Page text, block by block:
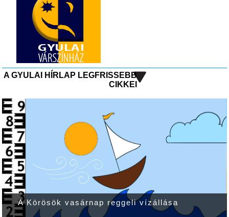
A GYULAI HÍRLAP LEGFRISSEBB
CIKKEI
A Körösök vasárnap reggeli vízállása